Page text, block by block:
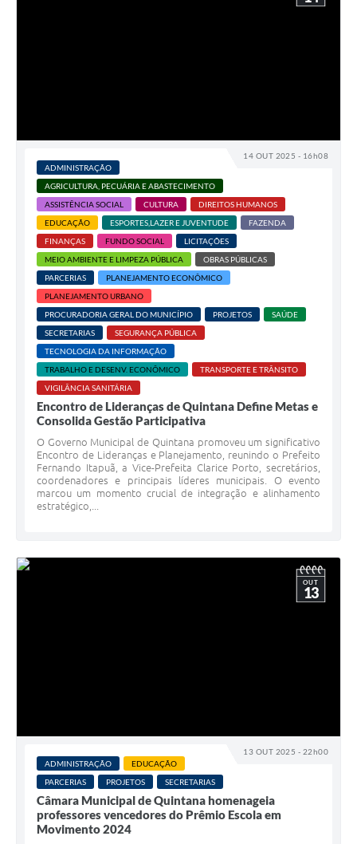
14 OUT 2025 - 16h08
ADMINISTRAÇÃO
AGRICULTURA, PECUÁRIA E ABASTECIMENTO
ASSISTÊNCIA SOCIAL
CULTURA
DIREITOS HUMANOS
EDUCAÇÃO
ESPORTES,LAZER E JUVENTUDE
FAZENDA
FINANÇAS
FUNDO SOCIAL
LICITAÇÕES
MEIO AMBIENTE E LIMPEZA PÚBLICA
OBRAS PÚBLICAS
PARCERIAS
PLANEJAMENTO ECONÔMICO
PLANEJAMENTO URBANO
PROCURADORIA GERAL DO MUNICÍPIO
PROJETOS
SAÚDE
SECRETARIAS
SEGURANÇA PÚBLICA
TECNOLOGIA DA INFORMAÇÃO
TRABALHO E DESENV. ECONÔMICO
TRANSPORTE E TRÂNSITO
VIGILÂNCIA SANITÁRIA
Encontro de Lideranças de Quintana Define Metas e
Consolida Gestão Participativa
O Governo Municipal de Quintana promoveu um significativo
Encontro de Lideranças e Planejamento, reunindo o Prefeito
Fernando Itapuã, a Vice-Prefeita Clarice Porto, secretários,
coordenadores e principais líderes municipais. O evento
marcou um momento crucial de integração e alinhamento
estratégico,...
13 OUT 2025 - 22h00
OUT
13
ADMINISTRAÇÃO
EDUCAÇÃO
PARCERIAS
PROJETOS SECRETARIAS
Câmara Municipal de Quintana homenageia
professores vencedores do Prêmio Escola em
Movimento 2024